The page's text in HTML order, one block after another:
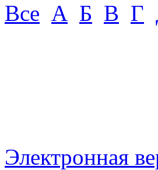
Все А Б В Г
Электронная